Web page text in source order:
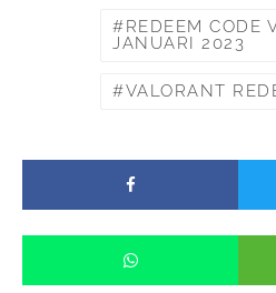
REDEEM CODE
JANUARI 2023
VALORANT